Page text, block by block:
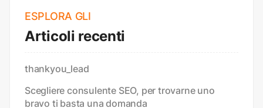
ESPLORA GLI
Articoli recenti
thankyou_lead
Scegliere consulente SEO, per trovarne uno
bravo ti basta una domanda